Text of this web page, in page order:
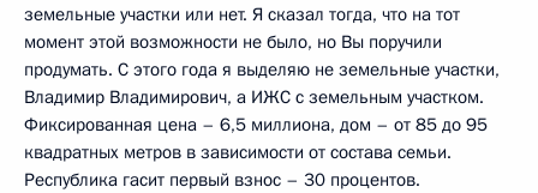
земельные участки или нет. Я сказал тогда, что на тот
момент этой возможности не было, но Вы поручили
продумать. С этого года я выделяю не земельные участки,
Владимир Владимирович, а ИЖС с земельным участком.
Фиксированная цена – 6,5 миллиона, дом – от 85 до 95
квадратных метров в зависимости от состава семьи.
Республика гасит первый взнос – 30 процентов.